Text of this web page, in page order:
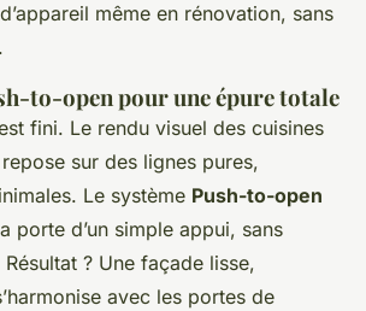
même en rénovation, sans
to-open pour une épure totale
fini. Le rendu visuel des cuisines
sur des lignes pures,
Le système Push-to-open
porte d’un simple appui, sans
? Une façade lisse,
avec les portes de